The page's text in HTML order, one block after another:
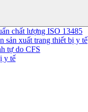
chất lượng ISO 13485
sản xuất trang thiết bị y tế
tự do CFS
y tế